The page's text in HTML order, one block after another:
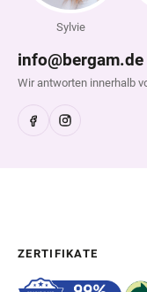
Sylvie
info@bergam.de
Wir antworten innerhalb
ZERTIFIKATE